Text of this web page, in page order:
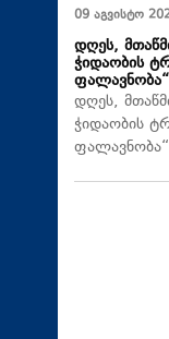
09 აგვისტო
დღეს,
ჭიდაობის
დღეს,
ჭიდაობის